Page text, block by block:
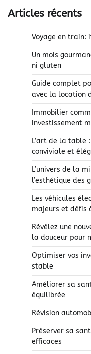
Articles récents
Voyage en train:
Un mois
ni gluten
Guide complet
avec la location
Immobilier
investissement
L’art de la table
conviviale et
L’univers de la
l’esthétique des
Les véhicules
majeurs et défis
Révélez une
la douceur pour
Optimiser vos
stable
Améliorer sa
équilibrée
Révision
Préserver sa
efficaces